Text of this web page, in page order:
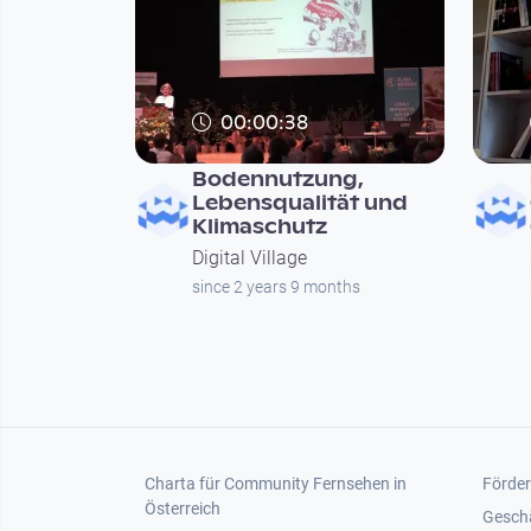
00:00:38
Bodennutzung,
Lebensqualität und
Klimaschutz
Digital Village
since 2 years 9 months
Footer 1
Charta für Community Fernsehen in
Österreich